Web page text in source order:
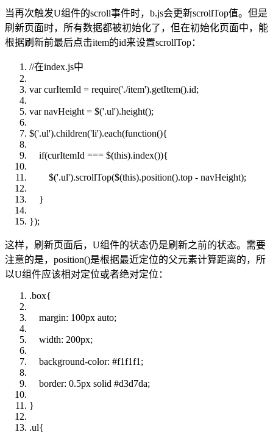
当再次触发U组件的scroll事件时，b.js会更新scrollTop值。但是
刷新页面时，所有数据都被初始化了，但在初始化页面中，能
根据刷新前最后点击item的id来设置scrollTop：
//在index.js中
varcurItemId = require('./item').getItem().id;
varnavHeight = $('.ul').height();
$('.ul').children('li').each(function(){
if(curItemId === $(this).index()){
$('.ul').scrollTop($(this).position().top - navHeight);
}
});
这样，刷新页面后，U组件的状态仍是刷新之前的状态。需要
注意的是，position()是根据最近定位的父元素计算距离的，所
以U组件应该相对定位或者绝对定位：
.box{
margin: 100px auto;
width: 200px;
background-color: #f1f1f1 ;
border: 0.5px solid #d3d7da;
}
.ul{